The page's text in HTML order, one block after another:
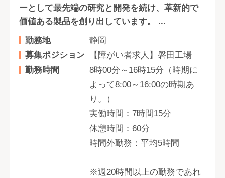
ーとして最先端の研究と開発を続け、革新的で
価値ある製品を創り出しています。 ...
勤務地
静岡
募集ポジション
【障がい者求人】磐田工場
勤務時間
8時00分～16時15分（時期に
よって8:00～16:00の時期あ
り。）
実働時間：7時間15分
休憩時間：60分
時間外勤務：平均5時間
※週20時間以上の勤務であれ